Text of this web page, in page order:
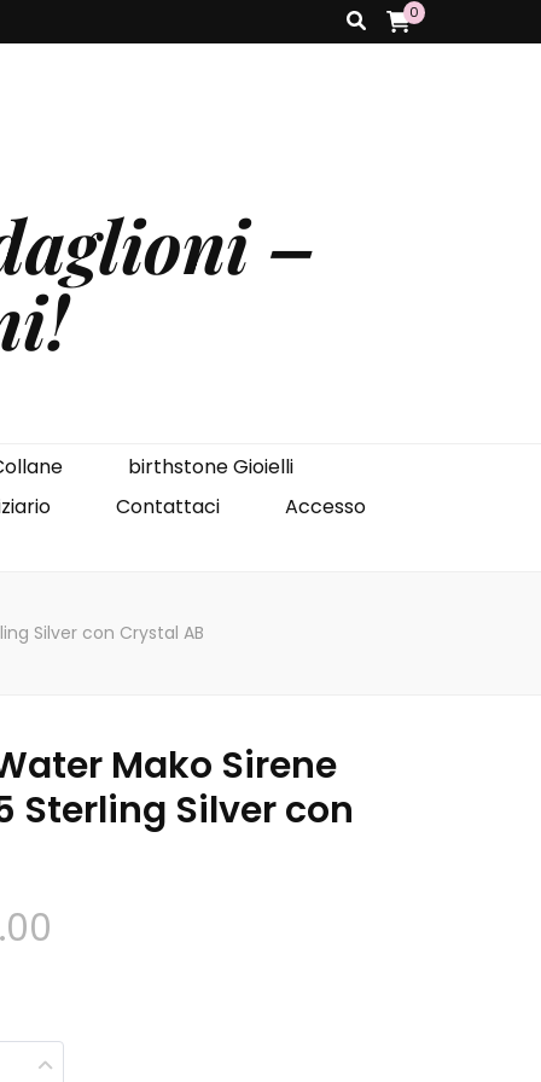
0
–
birthstone Gioielli
Contattaci Accesso
Silver con Crystal AB
Mako Sirene
Sterling Silver con
prezzo: